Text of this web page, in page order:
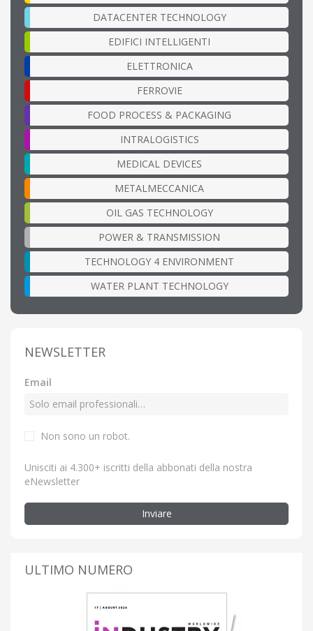
DATACENTER TECHNOLOGY
EDIFICI INTELLIGENTI
ELETTRONICA
FERROVIE
FOOD PROCESS & PACKAGING
INTRALOGISTICS
MEDICAL DEVICES
METALMECCANICA
OIL GAS TECHNOLOGY
POWER & TRANSMISSION
TECHNOLOGY 4 ENVIRONMENT
WATER PLANT TECHNOLOGY
NEWSLETTER
Email
Non sono un robot.
Unisciti ai 4.300+ iscritti della abbonati della nostra
eNewsletter
Inviare
ULTIMO NUMERO